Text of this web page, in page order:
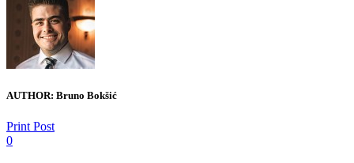
AUTHOR: Bruno Bokšić
Print Post
0